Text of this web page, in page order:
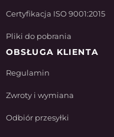
Certyfikacja ISO 9001:2015
Pliki do pobrania
OBSŁUGA KLIENTA
Regulamin
Zwroty i wymiana
Odbiór przesyłki